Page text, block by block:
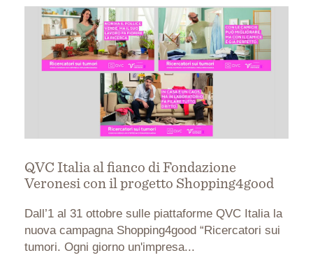
QVC Italia al fianco di Fondazione
Veronesi con il progetto Shopping4good
Dall’1 al 31 ottobre sulle piattaforme QVC Italia la
nuova campagna Shopping4good “Ricercatori sui
tumori. Ogni giorno un'impresa...